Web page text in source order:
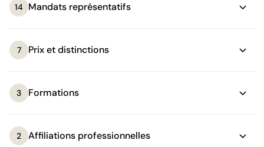
14 Mandats représentatifs
7 Prix et distinctions
3 Formations
2 Affiliations professionnelles